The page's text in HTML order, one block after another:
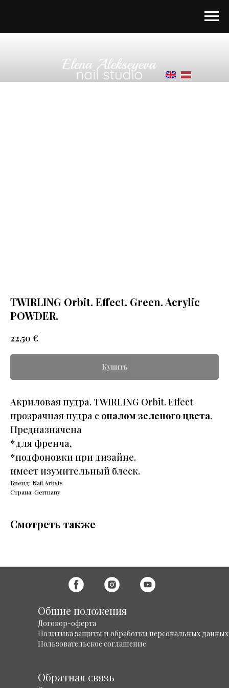
TWIRLING Orbit. Effect. Green. Acrylic
POWDER.
22,50 €
Купить
Акриловая пудра. TWIRLING Orbit. Effect
прозрачная пудра с опалом зеленого цвета.
Предназначена
*для френча,
*подфоновки при дизайне.
имеет изумительный блеск.
Бренд: Nail Artists
Страна: Germany
Смотреть также
Общие положения
Договор-оферта
Политика защиты и обработки персональных данных
Пользовательское соглашение
Обратная связь